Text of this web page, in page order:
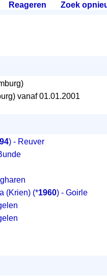
Reageren Zoek
vanaf 01.01.2001
) - Reuver
(Krien) (*1960) - Goirle